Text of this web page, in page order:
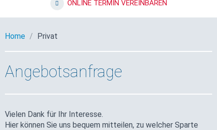
ONLINE TERMIN VEREINBAREN
Home Privat
Angebotsanfrage
Vielen Dank für Ihr Interesse.
Hier können Sie uns bequem mitteilen, zu welcher Sparte